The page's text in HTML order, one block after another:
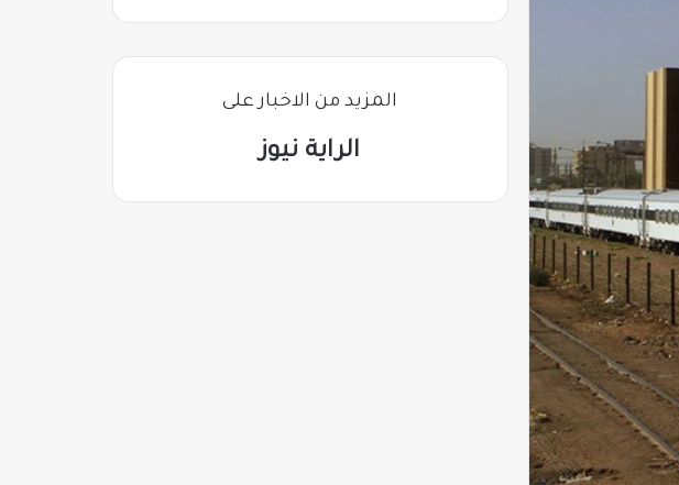
المزيد من الاخبار على
الراية نيوز